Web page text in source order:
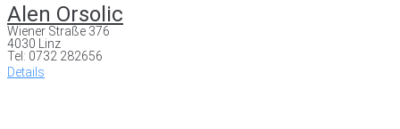
Alen Orsolic
Wiener Straße 376
4030 Linz
Tel: 0732 282656
Details